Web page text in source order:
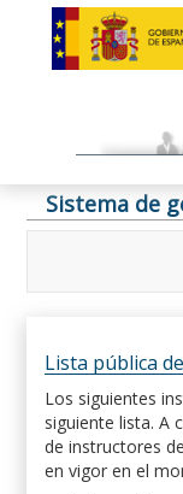
Sistema de
Lista pública
Los siguientes
siguiente lista. A
de instructores
en vigor en el